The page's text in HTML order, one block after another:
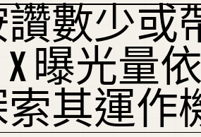
數少或
曝光量
其運作